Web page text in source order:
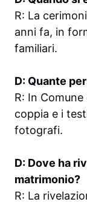
R: La
anni fa, in
familiari.
D: Quante
R: In
coppia e i
fotografi.
D: Dove ha
matrimonio?
R: La